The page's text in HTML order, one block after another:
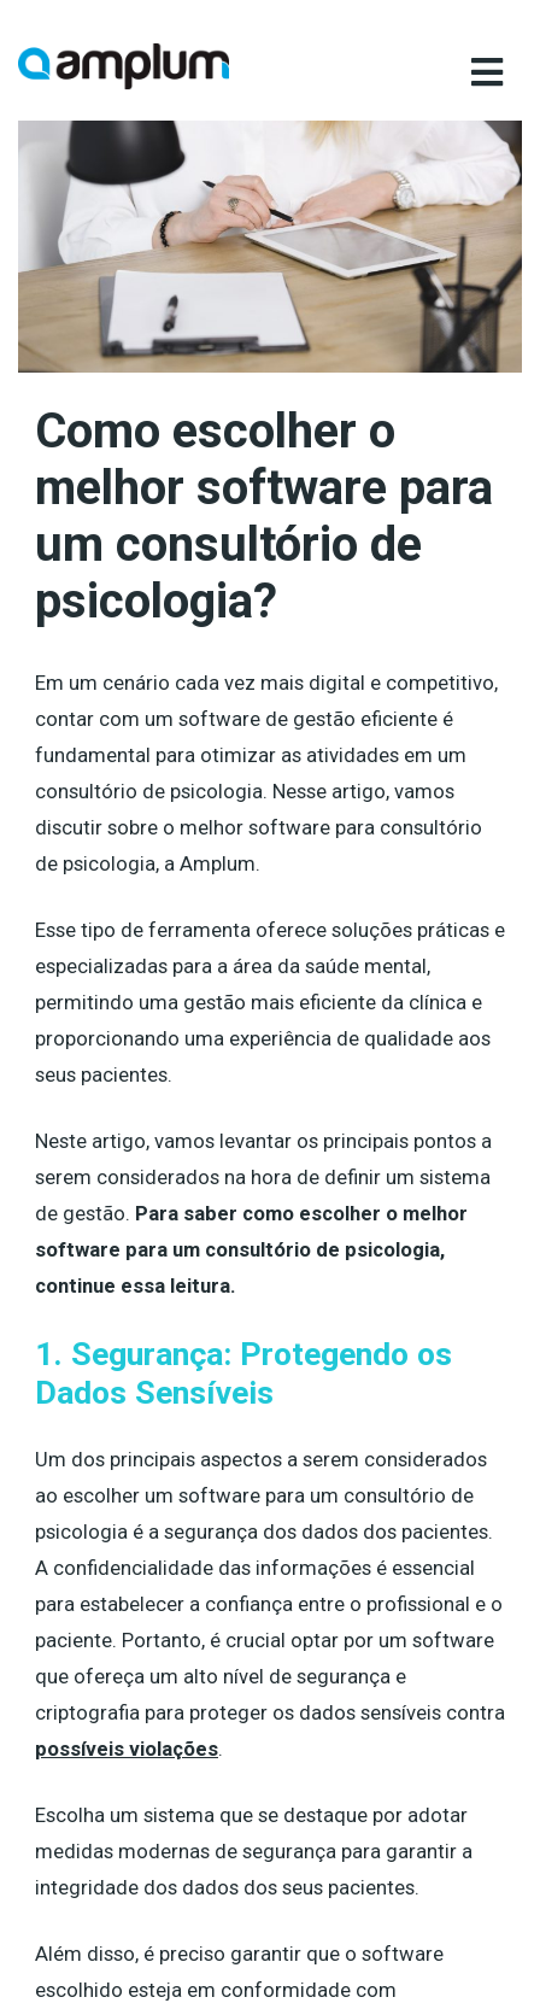
para
Como escolher o
melhor software para
um consultório de
psicologia?
Em um cenário cada vez mais digital e competitivo,
contar com um software de gestão eficiente é
fundamental para otimizar as atividades em um
consultório de psicologia. Nesse artigo, vamos
discutir sobre o melhor software para consultório
de psicologia, a Amplum.
Esse tipo de ferramenta oferece soluções práticas e
especializadas para a área da saúde mental,
permitindo uma gestão mais eficiente da clínica e
proporcionando uma experiência de qualidade aos
seus pacientes.
Neste artigo, vamos levantar os principais pontos a
serem considerados na hora de definir um sistema
de gestão. Para saber como escolher o melhor
software para um consultório de psicologia,
continue essa leitura.
1. Segurança: Protegendo os
Dados Sensíveis
Um dos principais aspectos a serem considerados
ao escolher um software para um consultório de
psicologia é a segurança dos dados dos pacientes.
A confidencialidade das informações é essencial
para estabelecer a confiança entre o profissional e o
paciente. Portanto, é crucial optar por um software
que ofereça um alto nível de segurança e
criptografia para proteger os dados sensíveis contra
possíveis violações.
Escolha um sistema que se destaque por adotar
medidas modernas de segurança para garantir a
integridade dos dados dos seus pacientes.
Além disso, é preciso garantir que o software
escolhido esteja em conformidade com